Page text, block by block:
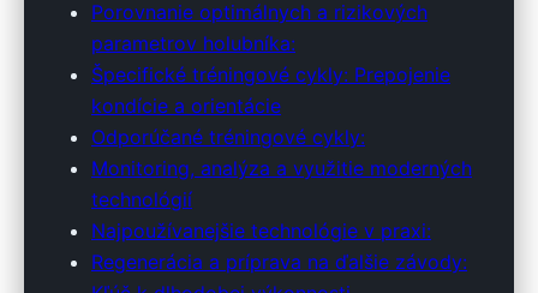
Porovnanie optimálnych a rizikových
parametrov holubníka:
Špecifické tréningové cykly: Prepojenie
kondície a orientácie
Odporúčané tréningové cykly:
Monitoring, analýza a využitie moderných
technológií
Najpoužívanejšie technológie v praxi:
Regenerácia a príprava na ďalšie závody: